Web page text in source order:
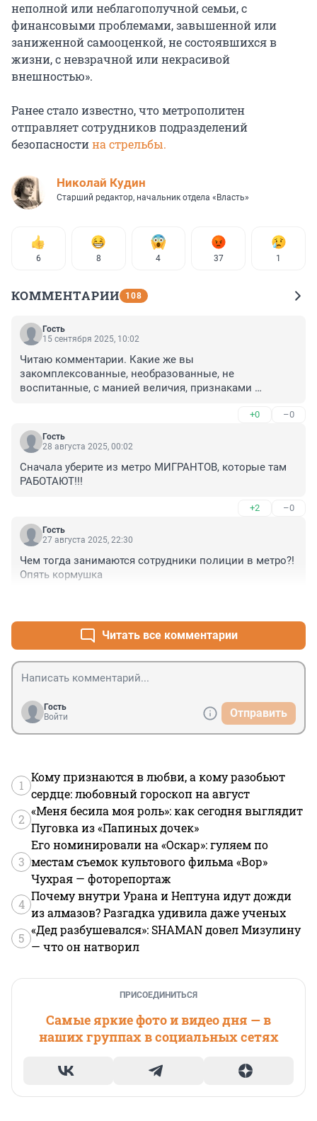
неполной или неблагополучной семьи, с
финансовыми проблемами, завышенной или
заниженной самооценкой, не состоявшихся в
жизни, с невзрачной или некрасивой
внешностью».
Ранее стало известно, что метрополитен
отправляет сотрудников подразделений
безопасностина стрельбы.
Николай Кудин
Старший редактор, начальник отдела «Власть»
6 8 4 37 1
КОММЕНТАРИИ 108
Гость
15 сентября 2025, 10:02
Читаю комментарии. Какие же вы
закомплексованные, необразованные, не
воспитанные, с манией величия, признаками
+0 –0
Гость
28 августа 2025, 00:02
Сначала уберите из метро МИГРАНТОВ, которые там
РАБОТАЮТ!!!
+2 –0
Гость
27 августа 2025, 22:30
Чем тогда занимаются сотрудники полиции в метро?!
Опять кормушка
Читать все комментарии
Гость
Войти
Отправить
1
Кому признаются в любви, а кому разобьют
сердце: любовный гороскоп на август
2
«Меня бесила моя роль»: как сегодня выглядит
Пуговка из «Папиных дочек»
3
Его номинировали на «Оскар»: гуляем по
местам съемок культового фильма «Вор»
Чухрая — фоторепортаж
4
Почему внутри Урана и Нептуна идут дожди
из алмазов? Разгадка удивила даже ученых
5
«Дед разбушевался»: SHAMAN довел Мизулину
— что он натворил
ПРИСОЕДИНИТЬСЯ
Самые яркие фото и видео дня — в
наших группах в социальных сетях